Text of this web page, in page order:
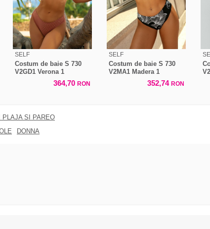
SELF
Costum de baie S 730
V2GD1 Verona 1
364,70 RON
SELF
Costum de baie S 730
V2MA1 Madera 1
352,74 RON
PLAJA SI PAREO
DONNA